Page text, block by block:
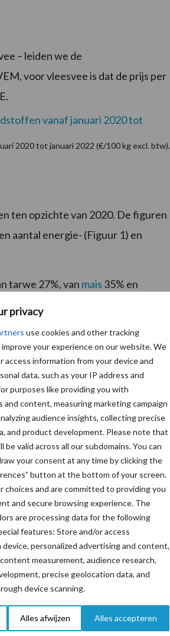
privacy
use cookies and other tracking
your experience on our website. We
access information from your device and
data, such as your IP address and
purposes like providing you with
and content, measuring marketing campaign
audience insights, collecting precise
and product development. Please note that
be valid across all our subdomains. You can
your consent at any time by clicking the
button at the bottom of your screen.
choices and are committed to providing you
and secure browsing experience. The
are processing data for the following
features: Store and/or access
device, personalized advertising and content,
measurement, audience research,
precise geolocation data, and
device scanning.
Alles afwijzen Alles accepteren
– leiden we de
voor vleesvee is dat de prijs per
2020 tot januari 2022 (€/100 kg excl. btw).
ten opzichte van 2020. De figuren
aantal energie- (Figuur 1) en
tarwe 27%, van mais 35% en
zijn wel de meest sterke
die minder in prijs zijn
inbegrepen
in mengvoerprijzen, waarin ook
3 geeft het verloop van deze
de VEM/VEVI
ca. 15 en 20% hoger in
tot januari 2022 (€/100 kg excl. btw).
vochtrijk?
keuze voor mengvoer,
hangt uiteraard ook af van de